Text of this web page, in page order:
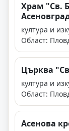
Храм "Св.
култура и
Област:
Църква
култура и
Област:
Асенова